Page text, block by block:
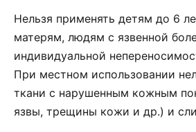
Нельзя применять детям до 6
матерям, людям с язвенной
индивидуальной
При местном использовании
ткани с нарушенным кожным
язвы, трещины кожи и др.) и